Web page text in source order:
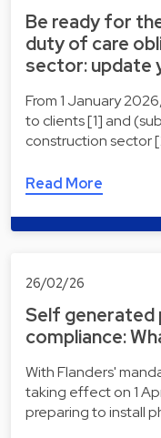
Be ready for
duty of care
sector: update
From 1 January
to clients [1] and
construction sector
Read More
26/02/26
Self generated
compliance:
With Flanders'
taking effect on 1
preparing to install